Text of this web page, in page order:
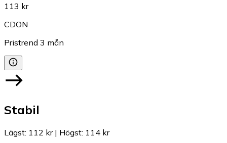
113 kr
CDON
Pristrend 3 mån
Stabil
Lägst: 112 kr| Högst: 114 kr